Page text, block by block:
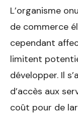
L’organisme
de commerce
cependant
limitent
développer. Il
d’accès aux
coût pour de